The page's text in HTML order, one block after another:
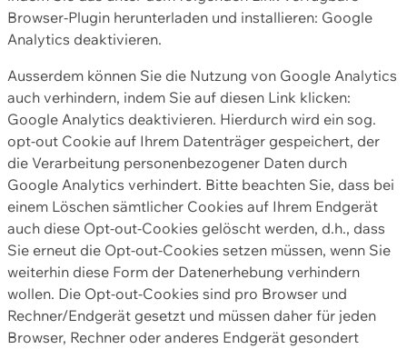
Browser-Plugin herunterladen und installieren: Google
Analytics deaktivieren.
Ausserdem können Sie die Nutzung von Google Analytics
auch verhindern, indem Sie auf diesen Link klicken:
Google Analytics deaktivieren. Hierdurch wird ein sog.
opt-out Cookie auf Ihrem Datenträger gespeichert, der
die Verarbeitung personenbezogener Daten durch
Google Analytics verhindert. Bitte beachten Sie, dass bei
einem Löschen sämtlicher Cookies auf Ihrem Endgerät
auch diese Opt-out-Cookies gelöscht werden, d.h., dass
Sie erneut die Opt-out-Cookies setzen müssen, wenn Sie
weiterhin diese Form der Datenerhebung verhindern
wollen. Die Opt-out-Cookies sind pro Browser und
Rechner/Endgerät gesetzt und müssen daher für jeden
Browser, Rechner oder anderes Endgerät gesondert